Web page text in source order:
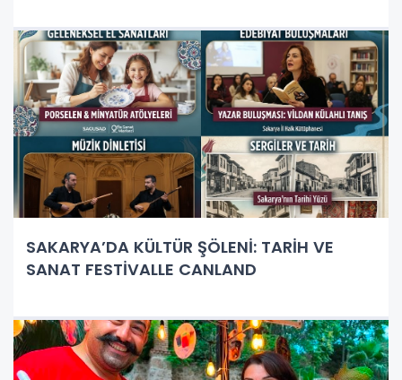
SAKARYA’DA KÜLTÜR ŞÖLENİ: TARİH VE
SANAT FESTİVALLE CANLAND